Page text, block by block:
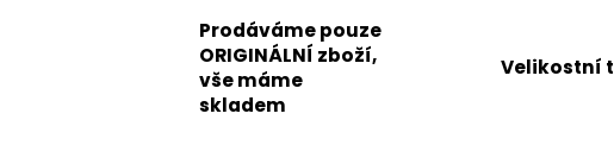
Prodáváme pouze
ORIGINÁLNÍ zboží,
vše máme
skladem
Velikostní